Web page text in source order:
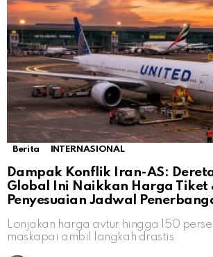
Berita INTERNASIONAL
Dampak Konflik Iran-AS:
Global Ini Naikkan Harga Tiket
Penyesuaian Jadwal
Lonjakan harga avtur hingga 150
maskapai ambil langkah drastis